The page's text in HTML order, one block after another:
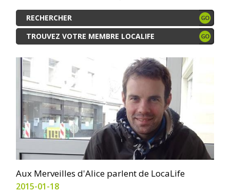
TROUVEZ VOTRE MEMBRE LOCALIFE
Aux Merveilles d'Alice parlent de LocaLife
2015-01-18